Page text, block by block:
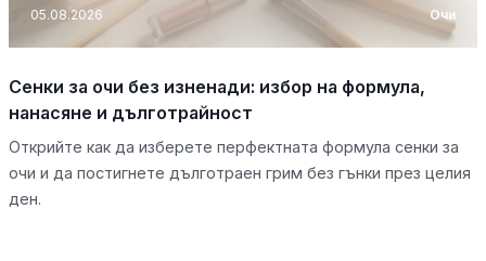
05.08.2026 Очи
Сенки за очи без изненади: избор на формула,
нанасяне и дълготрайност
Открийте как да изберете перфектната формула сенки за
очи и да постигнете дълготраен грим без гънки през целия
ден.